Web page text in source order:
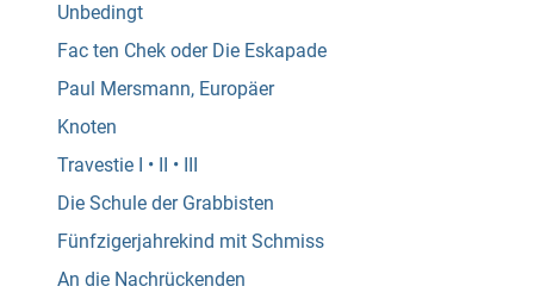
Unbedingt
Fac ten Chek oder Die Eskapade
Paul Mersmann, Europäer
Knoten
Travestie I • II • III
Die Schule der Grabbisten
Fünfzigerjahrekind mit Schmiss
An die Nachrückenden